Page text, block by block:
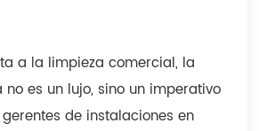
a la limpieza comercial, la
es un lujo, sino un imperativo
de instalaciones en